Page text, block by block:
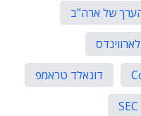
הערך של ארה"ב
דונאלד טראמפ
SEC